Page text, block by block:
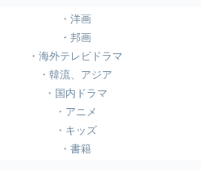
・洋画
・邦画
・海外テレビドラマ
・韓流、アジア
・国内ドラマ
・アニメ
・キッズ
・書籍